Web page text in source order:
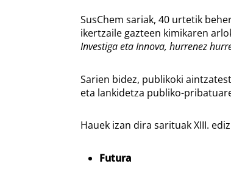
SusChem sariak, 40 urtetik
ikertzaile gazteen kimikaren
Investiga eta Innova, hurrenez
Sarien bidez, publikoki
eta lankidetza publiko-
Hauek izan dira sarituak XIII.
Futura